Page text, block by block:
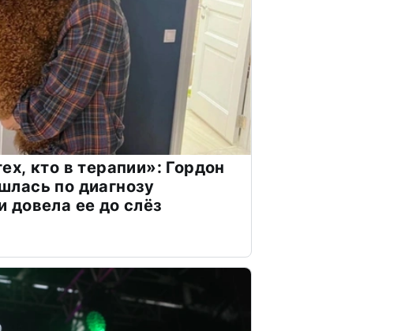
кто в терапии»: Гордон
по диагнозу
довела ее до слёз